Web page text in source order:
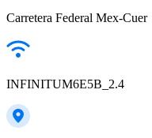
Carretera Federal Mex-Cuer
INFINITUM6E5B_2.4